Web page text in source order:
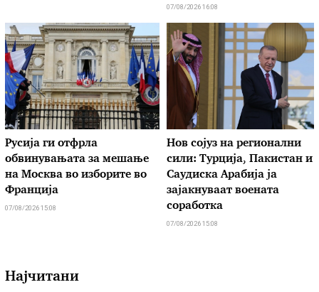
07/08/2026 16:08
Русија ги отфрла
обвинувањата за мешање
на Москва во изборите во
Франција
07/08/2026 15:08
Нов сојуз на регионални
сили: Турција, Пакистан и
Саудиска Арабија ја
зајакнуваат воената
соработка
07/08/2026 15:08
Најчитани